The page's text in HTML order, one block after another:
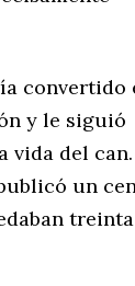
convertido
y le siguió
vida del can.
un
treinta